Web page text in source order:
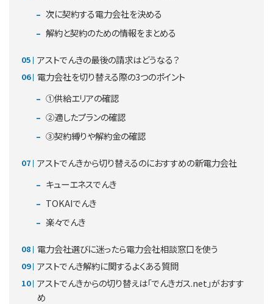
次に契約する電力会社を決める
解約と契約のための情報をまとめる
アストでんきの最後の請求はどうなる？
電力会社を切り替える際の3つのポイント
①供給エリアの確認
②適したプランの確認
③契約縛りや解約金の確認
アストでんきから切り替えるのにおすすめの新電力会社
キューエネスでんき
TOKAIでんき
楽々でんき
電力会社選びに迷ったら電力会社相談窓口を使う
アストでんき解約に関するよくある質問
アストでんきからの切り替えは「でんきガス.net」がおすす
め